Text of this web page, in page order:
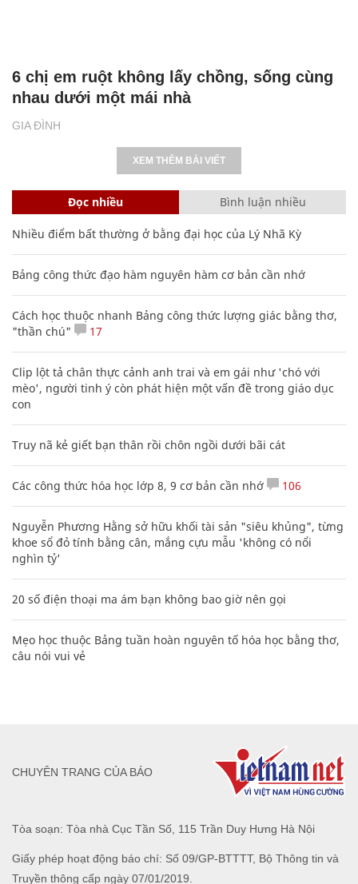
GIA ĐÌNH
6 chị em ruột không lấy chồng, sống cùng
nhau dưới một mái nhà
XEM THÊM BÀI VIẾT
Đọc nhiều Bình luận nhiều
Nhiều điểm bất thường ở bằng đại học của Lý Nhã Kỳ
Bảng công thức đạo hàm nguyên hàm cơ bản cần nhớ
Cách học thuộc nhanh Bảng công thức lượng giác bằng thơ,
"thần chú"
17
Clip lột tả chân thực cảnh anh trai và em gái như 'chó với
mèo', người tinh ý còn phát hiện một vấn đề trong giáo dục
con
Truy nã kẻ giết bạn thân rồi chôn ngồi dưới bãi cát
Các công thức hóa học lớp 8, 9 cơ bản cần nhớ 106
Nguyễn Phương Hằng sở hữu khối tài sản "siêu khủng", từng
khoe sổ đỏ tính bằng cân, mắng cựu mẫu 'không có nổi
nghìn tỷ'
20 số điện thoại ma ám bạn không bao giờ nên gọi
Mẹo học thuộc Bảng tuần hoàn nguyên tố hóa học bằng thơ,
câu nói vui vẻ
Tòa soạn: Tòa nhà Cục Tần Số, 115 Trần Duy Hưng Hà Nội
Giấy phép hoạt động báo chí: Số 09/GP-BTTTT, Bộ Thông tin và
Truyền thông cấp ngày 07/01/2019.
CHUYÊN TRANG CỦA BÁO